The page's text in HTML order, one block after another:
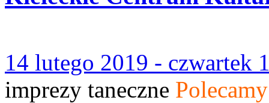
14 lutego 2019 - czwartek
imprezy taneczne Polecamy